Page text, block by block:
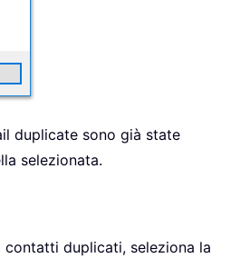
duplicate sono già state
selezionata.
contatti duplicati, seleziona la